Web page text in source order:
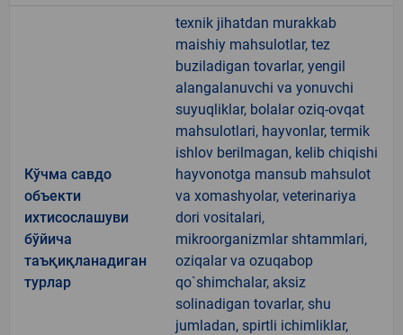
Кўчма савдо
объекти
ихтисослашуви
бўйича
таъқиқланадиган
турлар
texnik jihatdan murakkab
maishiy mahsulotlar, tez
buziladigan tovarlar, yengil
alangalanuvchi va yonuvchi
suyuqliklar, bolalar oziq-ovqat
mahsulotlari, hayvonlar, termik
ishlov berilmagan, kelib chiqishi
hayvonotga mansub mahsulot
va xomashyolar, veterinariya
dori vositalari,
mikroorganizmlar shtammlari,
oziqalar va ozuqabop
qo`shimchalar, aksiz
solinadigan tovarlar, shu
jumladan, spirtli ichimliklar,